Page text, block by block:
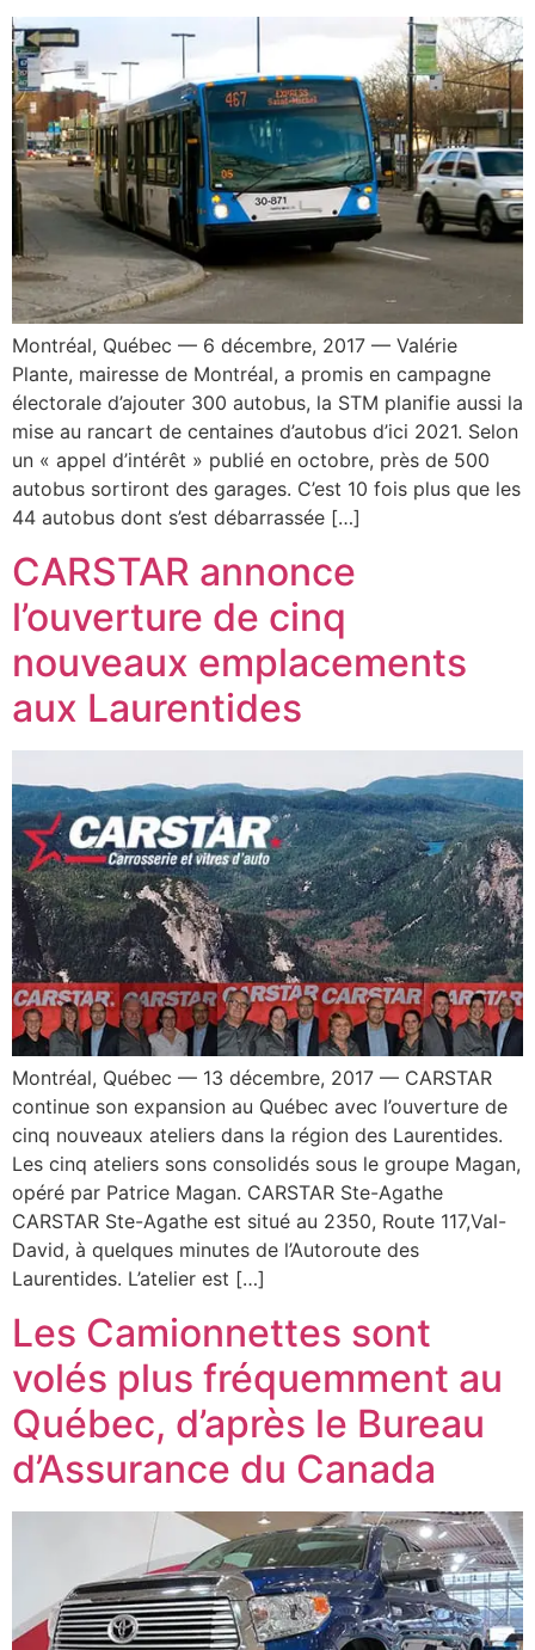
Montréal, Québec — 6 décembre, 2017 — Valérie
Plante, mairesse de Montréal, a promis en campagne
électorale d’ajouter 300 autobus, la STM planifie aussi la
mise au rancart de centaines d’autobus d’ici 2021. Selon
un « appel d’intérêt » publié en octobre, près de 500
autobus sortiront des garages. C’est 10 fois plus que les
44 autobus dont s’est débarrassée […]
CARSTAR annonce
l’ouverture de cinq
nouveaux emplacements
aux Laurentides
Montréal, Québec — 13 décembre, 2017 — CARSTAR
continue son expansion au Québec avec l’ouverture de
cinq nouveaux ateliers dans la région des Laurentides.
Les cinq ateliers sons consolidés sous le groupe Magan,
opéré par Patrice Magan. CARSTAR Ste-Agathe
CARSTAR Ste-Agathe est situé au 2350, Route 117,Val-
David, à quelques minutes de l’Autoroute des
Laurentides. L’atelier est […]
Les Camionnettes sont
volés plus fréquemment au
Québec, d’après le Bureau
d’Assurance du Canada